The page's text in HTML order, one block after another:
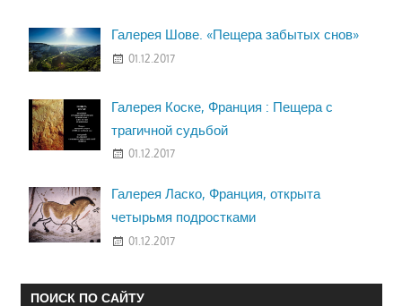
Галерея Шове. «Пещера забытых снов»
01.12.2017
Галерея Коске, Франция : Пещера с
трагичной судьбой
01.12.2017
Галерея Ласко, Франция, открыта
четырьмя подростками
01.12.2017
ПОИСК ПО САЙТУ